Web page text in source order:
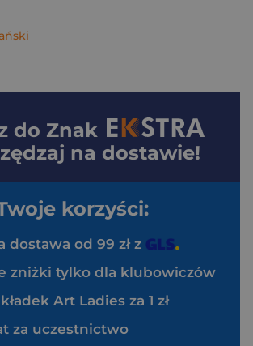
do Znak
na dostawie!
korzyści:
dostawa od 99 zł z
zniżki tylko dla klubowiczów
Art Ladies za 1 zł
za uczestnictwo